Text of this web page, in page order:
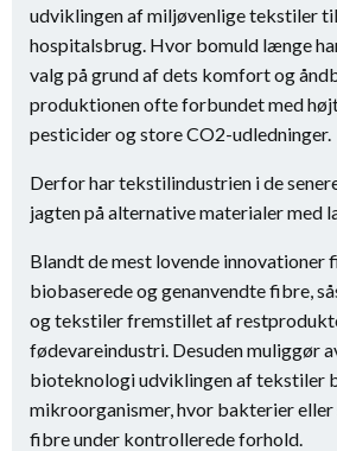
udviklingen af miljøvenlige tekstiler
hospitalsbrug. Hvor bomuld længe
valg på grund af dets komfort og
produktionen ofte forbundet med
pesticider og store CO2-udledninger.
Derfor har tekstilindustrien i de
jagten på alternative materialer med
Blandt de mest lovende innovationer
biobaserede og genanvendte fibre,
og tekstiler fremstillet af
fødevareindustri. Desuden muliggør
bioteknologi udviklingen af tekstiler
mikroorganismer, hvor bakterier eller
fibre under kontrollerede forhold.